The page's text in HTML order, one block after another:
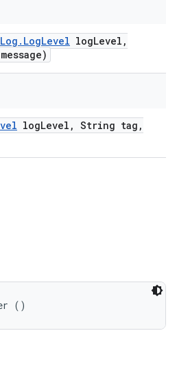
Log . LogLevel logLevel ,
logLevel , String tag ,
()